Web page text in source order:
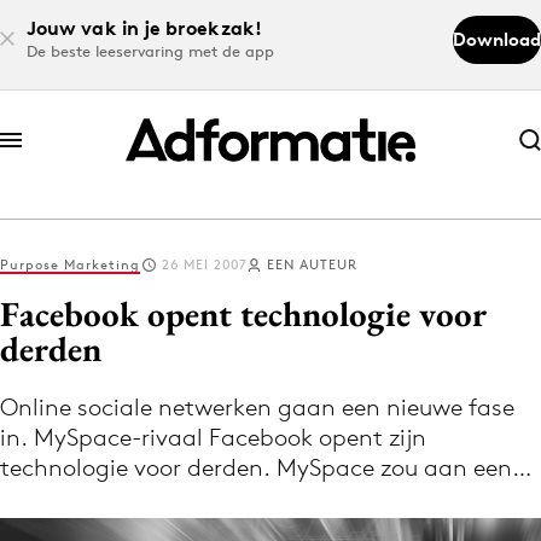
Jouw vak in je broekzak!
De beste leeservaring met de app
Download
Abonneer nu
Abonneer nu
Log in
Volg het laatste nieuws via de Adformatie
Nieuws app
Purpose Marketing 26 MEI 2007 EEN AUTEUR
Facebook opent technologie voor
derden
Online sociale netwerken gaan een nieuwe fase
in. MySpace-rivaal Facebook opent zijn
technologie voor derden. MySpace zou aan een…